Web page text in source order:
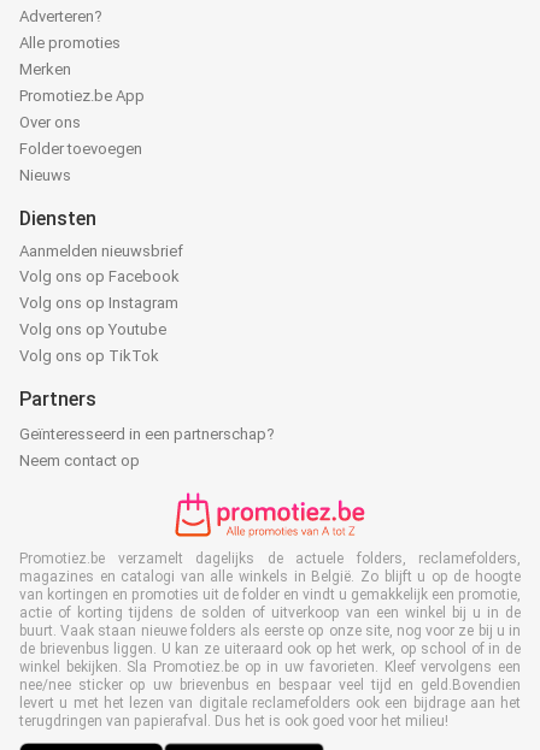
Adverteren?
Alle promoties
Merken
Promotiez.be App
Over ons
Folder toevoegen
Nieuws
Diensten
Aanmelden nieuwsbrief
Volg ons op Facebook
Volg ons op Instagram
Volg ons op Youtube
Volg ons op TikTok
Partners
Geïnteresseerd in een partnerschap?
Neem contact op
Promotiez.be verzamelt dagelijks de actuele folders, reclamefolders,
magazines en catalogi van alle winkels in België. Zo blijft u op de hoogte
van kortingen en promoties uit de folder en vindt u gemakkelijk een promotie,
actie of korting tijdens de solden of uitverkoop van een winkel bij u in de
buurt. Vaak staan nieuwe folders als eerste op onze site, nog voor ze bij u in
de brievenbus liggen. U kan ze uiteraard ook op het werk, op school of in de
winkel bekijken. Sla Promotiez.be op in uw favorieten. Kleef vervolgens een
nee/nee sticker op uw brievenbus en bespaar veel tijd en geld.Bovendien
levert u met het lezen van digitale reclamefolders ook een bijdrage aan het
terugdringen van papierafval. Dus het is ook goed voor het milieu!